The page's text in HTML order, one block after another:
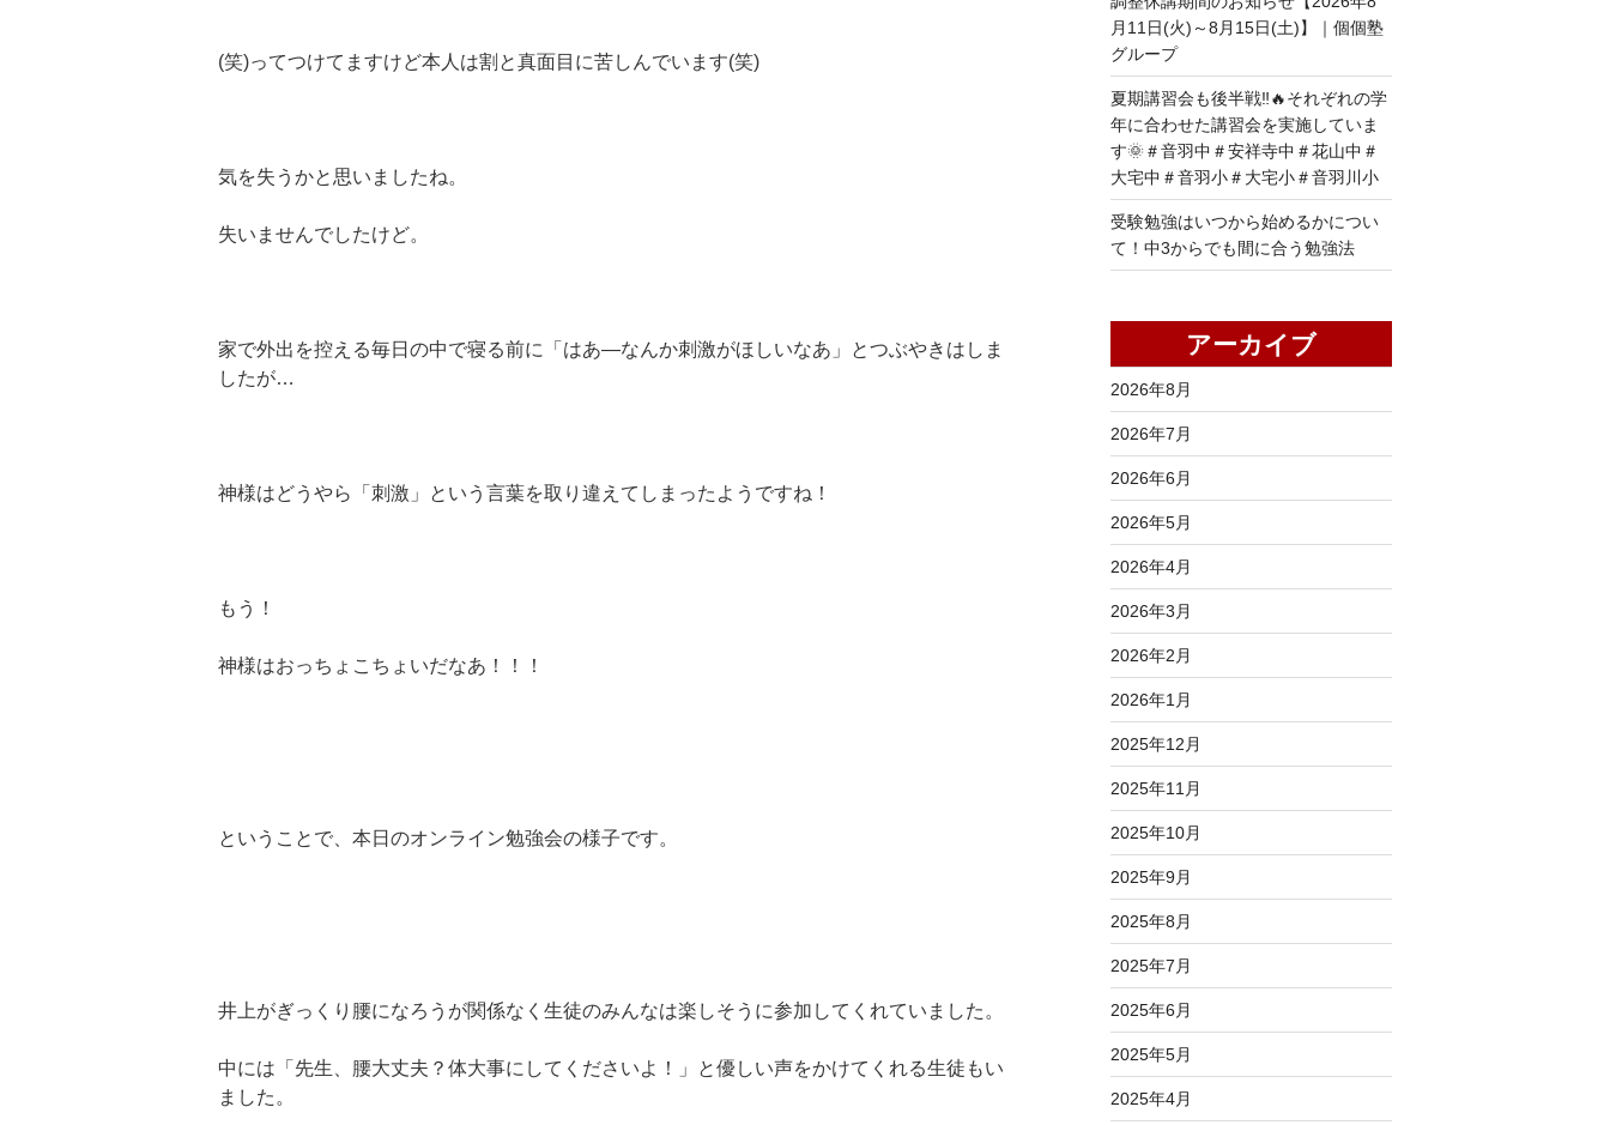
(笑)ってつけてますけど本人は割と真面目に苦しんでいます(笑)
気を失うかと思いましたね。
失いませんでしたけど。
家で外出を控える毎日の中で寝る前に「はあ―なんか刺激がほしいなあ」とつぶやきはしま
したが…
神様はどうやら「刺激」という言葉を取り違えてしまったようですね！
もう！
神様はおっちょこちょいだなあ！！！
ということで、本日のオンライン勉強会の様子です。
井上がぎっくり腰になろうが関係なく生徒のみんなは楽しそうに参加してくれていました。
中には「先生、腰大丈夫？体大事にしてくださいよ！」と優しい声をかけてくれる生徒もい
ました。
月11日(火)～8月15日(土)】｜個個塾
グループ
夏期講習会も後半戦‼🔥それぞれの学
年に合わせた講習会を実施していま
す🌞＃音羽中＃安祥寺中＃花山中＃
大宅中＃音羽小＃大宅小＃音羽川小
受験勉強はいつから始めるかについ
て！中3からでも間に合う勉強法
アーカイブ
2026年8月
2026年7月
2026年6月
2026年5月
2026年4月
2026年3月
2026年2月
2026年1月
2025年12月
2025年11月
2025年10月
2025年9月
2025年8月
2025年7月
2025年6月
2025年5月
2025年4月